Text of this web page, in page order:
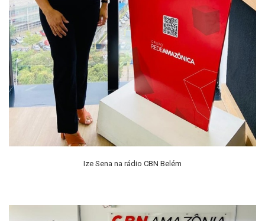
Ize Sena na rádio CBN Belém